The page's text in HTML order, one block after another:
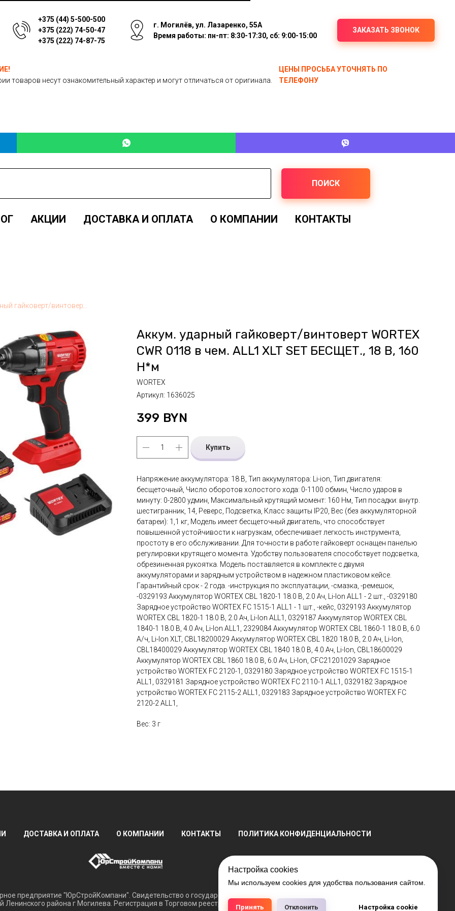
+375 (44) 5-500-500
+375 (222) 74-50-47
+375 (222) 74-87-75
г. Могилёв, ул. Лазаренко, 55А
Время работы: пн-пт: 8:30-17:30, сб: 9:00-15:00
ЗАКАЗАТЬ ЗВОНОК
ЦЕНЫ ПРОСЬБА УТОЧНЯТЬ ПО
ТЕЛЕФОНУ
товаров несут ознакомительный характер и могут отличаться от оригинала.
ПОИСК
АКЦИИ ДОСТАВКА И ОПЛАТА О КОМПАНИИ КОНТАКТЫ
Настройка cookies
Мы используем cookies для удобства пользования сайтом.
Принять Отклонить Настройка cookie
Аккум. ударный гайковерт/винтоверт WORTEX
CWR 0118 в чем. ALL1 XLT SET БЕСЩЕТ., 18 В, 160
Н*м
WORTEX
Артикул: 1636025
399 BYN
Купить
Напряжение аккумулятора: 18 В, Тип аккумулятора: Li-ion, Тип двигателя:
бесщеточный, Число оборотов холостого хода: 0-1100 обмин, Число ударов в
минуту: 0-2800 удмин, Максимальный крутящий момент: 160 Нм, Тип посадки: внутр.
шестигранник, 14, Реверс, Подсветка, Класс защиты IP20, Вес (без аккумуляторной
батареи): 1,1 кг, Модель имеет бесщеточный двигатель, что способствует
повышенной устойчивости к нагрузкам, обеспечивает легкость инструмента,
простоту в его обслуживании. Для точности в работе гайковерт оснащен панелью
регулировки крутящего момента. Удобству пользователя способствует подсветка,
обрезиненная рукоятка. Модель поставляется в комплекте с двумя
аккумуляторами и зарядным устройством в надежном пластиковом кейсе.
Гарантийный срок - 2 года. -инструкция по эксплуатации, -смазка, -ремешок,
-0329193 Аккумулятор WORTEX CBL 1820-1 18.0 В, 2.0 Ач, Li-Ion ALL1 - 2 шт., -0329180
Зарядное устройство WORTEX FC 1515-1 ALL1 - 1 шт., -кейс, 0329193 Аккумулятор
WORTEX CBL 1820-1 18.0 В, 2.0 Ач, Li-Ion ALL1, 0329187 Аккумулятор WORTEX CBL
1840-1 18.0 В, 4.0 Ач, Li-Ion ALL1, 2329084 Аккумулятор WORTEX CBL 1860-1 18.0 В, 6.0
А/ч, Li-Ion XLT, CBL18200029 Аккумулятор WORTEX CBL 1820 18.0 В, 2.0 Ач, Li-Ion,
CBL18400029 Аккумулятор WORTEX CBL 1840 18.0 В, 4.0 Ач, Li-Ion, CBL18600029
Аккумулятор WORTEX CBL 1860 18.0 В, 6.0 Ач, Li-Ion, CFC21201029 Зарядное
устройство WORTEX FC 2120-1, 0329180 Зарядное устройство WORTEX FC 1515-1
ALL1, 0329181 Зарядное устройство WORTEX FC 2110-1 ALL1, 0329182 Зарядное
устройство WORTEX FC 2115-2 ALL1, 0329183 Зарядное устройство WORTEX FC
2120-2 ALL1,
Вес: 3 г
ДОСТАВКА И ОПЛАТА О КОМПАНИИ КОНТАКТЫ ПОЛИТИКА КОНФИДЕНЦИАЛЬНОСТИ
предприятие "ЮрСтройКомпани". Свидетельство о государственной регистрации № 791041099, выдано 28.04.2016
района г Могилева. Регистрация в Торговом реестре РБ 15.03.2018 №408421.